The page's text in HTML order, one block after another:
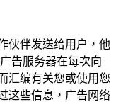
伙伴发送给用户，他
告服务器在每次向
汇编有关您或使用您
这些信息，广告网络